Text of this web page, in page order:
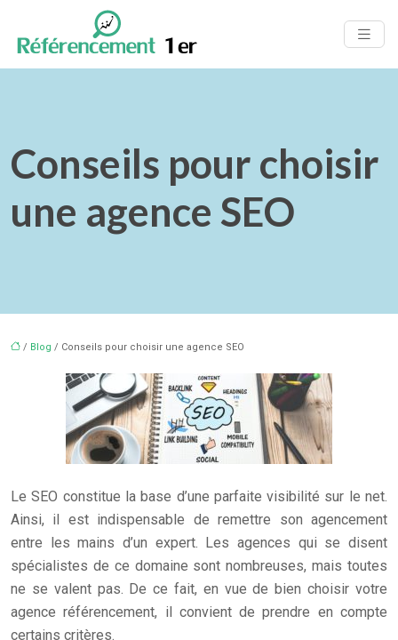
Conseils pour choisir
une agence SEO
/ Blog / Conseils pour choisir une agence SEO
Le SEO constitue la base d’une parfaite visibilité sur le net.
Ainsi, il est indispensable de remettre son agencement
entre les mains d’un expert. Les agences qui se disent
spécialistes de ce domaine sont nombreuses, mais toutes
ne se valent pas. De ce fait, en vue de bien choisir votre
agence référencement, il convient de prendre en compte
certains critères.